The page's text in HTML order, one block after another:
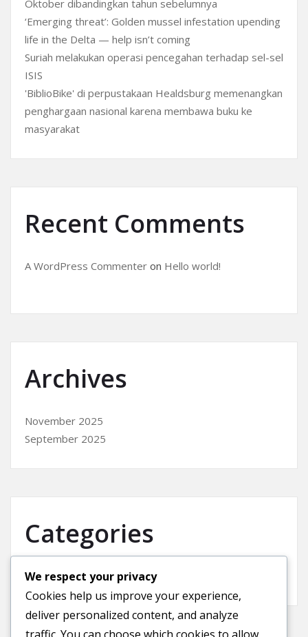
Oktober dibandingkan tahun sebelumnya
‘Emerging threat’: Golden mussel infestation upending
life in the Delta — help isn’t coming
Suriah melakukan operasi pencegahan terhadap sel-sel
ISIS
'BiblioBike' di perpustakaan Healdsburg memenangkan
penghargaan nasional karena membawa buku ke
masyarakat
Recent Comments
A WordPress Commenter on Hello world!
Archives
November 2025
September 2025
Categories
Uncategorized
We respect your privacy
Cookies help us improve your experience,
deliver personalized content, and analyze